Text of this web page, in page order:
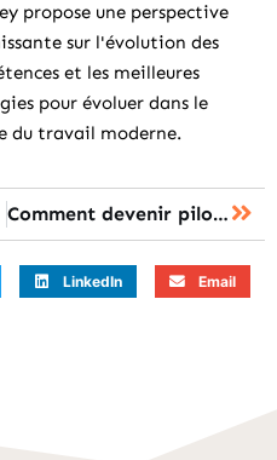
propose une perspective
sur l'évolution des
et les meilleures
pour évoluer dans le
du travail moderne.
Comment devenir pilote d avion de chasse : les étapes de la formation militaire
LinkedIn Email